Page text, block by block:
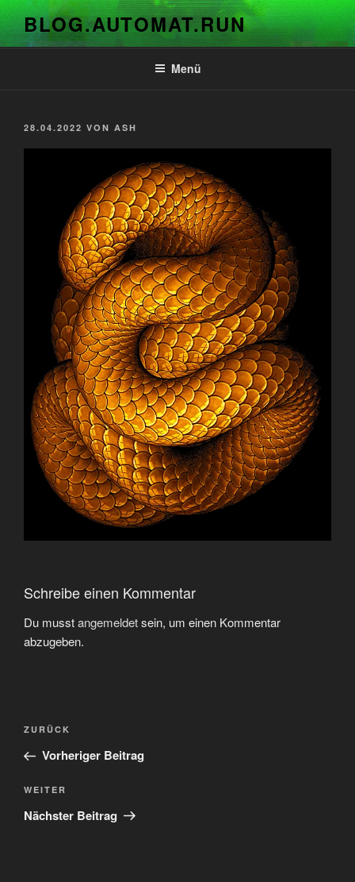
Zum
Inhalt
springen
BLOG.AUTOMAT.RUN
Menü
VERÖFFENTLICHT
28.04.2022 VON ASH
Schreibe einen Kommentar
Du musstangemeldetsein, um einen Kommentar
abzugeben.
Beitragsnavigation
Vorheriger
Beitrag
ZURÜCK
Vorheriger Beitrag
Nächster
Beitrag
WEITER
Nächster Beitrag